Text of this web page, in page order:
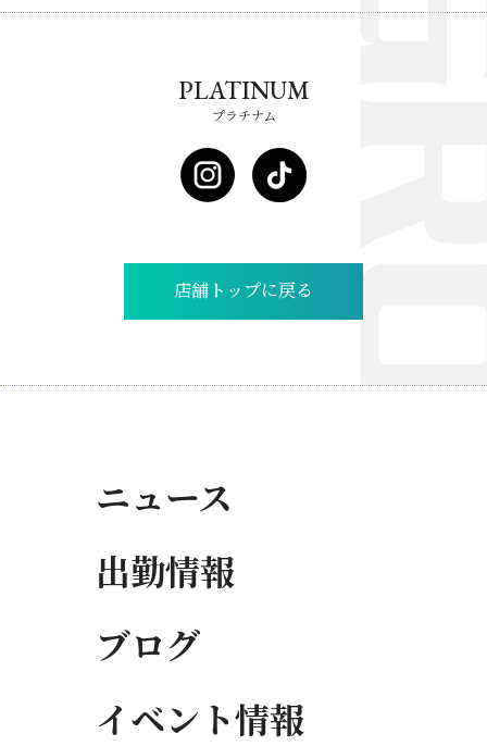
PLATINUM
プラチナム
店舗トップに戻る
ニュース
出勤情報
ブログ
イベント情報